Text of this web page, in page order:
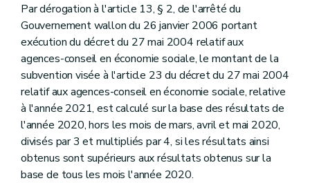
Par dérogation à l'article 13, § 2, de l'arrêté du
Gouvernement wallon du 26 janvier 2006 portant
exécution du décret du 27 mai 2004 relatif aux
agences-conseil en économie sociale, le montant de la
subvention visée à l'article 23 du décret du 27 mai 2004
relatif aux agences-conseil en économie sociale, relative
à l'année 2021, est calculé sur la base des résultats de
l'année 2020, hors les mois de mars, avril et mai 2020,
divisés par 3 et multipliés par 4, si les résultats ainsi
obtenus sont supérieurs aux résultats obtenus sur la
base de tous les mois l'année 2020.